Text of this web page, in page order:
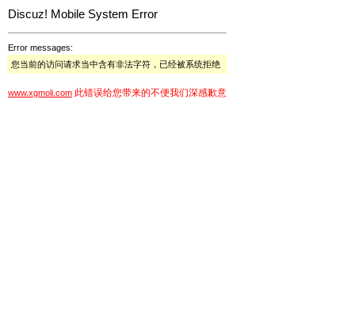
Discuz! Mobile System Error
Error messages:
您当前的访问请求当中含有非法字符，已经被系统拒绝
www.xgmoli.com 此错误给您带来的不便我们深感歉意